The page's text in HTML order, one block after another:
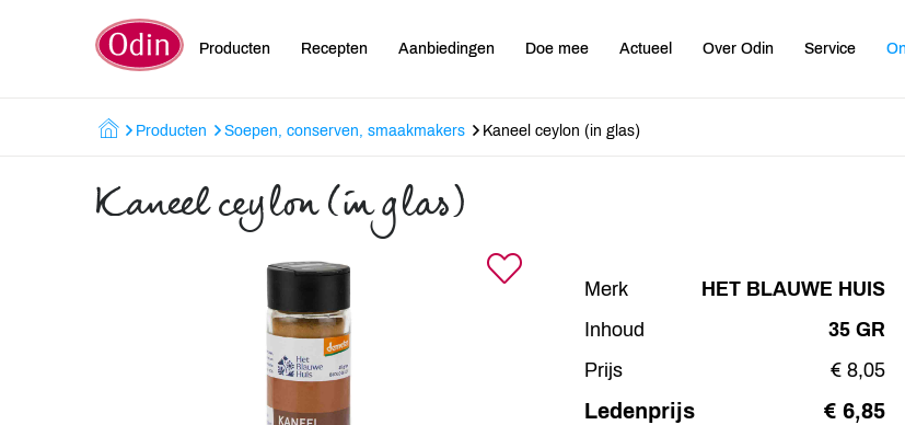
Producten Recepten Aanbiedingen Doe mee Actueel Over Odin Service
Producten Soepen, conserven, smaakmakers Kaneel ceylon (in glas)
Kaneel ceylon (in glas)
Merk
HET BLAUWE HUIS
Inhoud
35 GR
Prijs
€ 8,05
Ledenprijs € 6,85